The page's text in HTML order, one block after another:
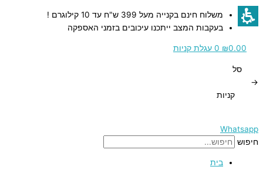
דילוג
לתוכן
משלוח חינם בקנייה מעל 399 ש"ח עד 10 קילוגרם !
בעקבות המצב ייתכנו עיכובים בזמני האספקה
₪0.00
0 עגלת קניות
סל
→
קניות
Whatsapp
חיפוש
בית
של
תפוח
דקורטיבי
מוזהב
של
רימון
דקורטיבי
ירושלים
של
רימון
דקורטיבי
ירושלים